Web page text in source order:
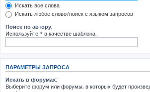
Искать все слова
Искать любое слово/поиск с языком запросов
Поиск по автору:
Используйте * в качестве шаблона.
ПАРАМЕТРЫ ЗАПРОСА
Искать в форумах:
Выберите форум или форумы, в которых будет